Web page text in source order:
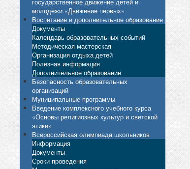
молодёжи «Движение первых»
Воспитание и дополнительное образование
Документы
Календарь образовательных событий
Методическая мастерская
Организация отдыха детей
Полезная информация
Дополнительное образование
Безопасность образовательных
организаций
Муниципальные программы
Введение комплексного учебного курса
«Основы религиозных культур и светской
этики»
Всероссийская олимпиада школьников
Информация
Документы
Сроки проведения